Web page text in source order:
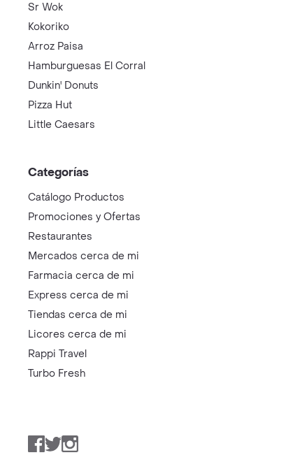
Sr Wok
Kokoriko
Arroz Paisa
Hamburguesas El Corral
Dunkin' Donuts
Pizza Hut
Little Caesars
Categorías
Catálogo Productos
Promociones y Ofertas
Restaurantes
Mercados cerca de mi
Farmacia cerca de mi
Express cerca de mi
Tiendas cerca de mi
Licores cerca de mi
Rappi Travel
Turbo Fresh
Facebook
TwitterInstagram